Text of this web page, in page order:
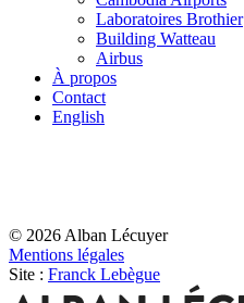
Laboratoires Brothier
Building Watteau
Airbus
À propos
Contact
English
© 2026 Alban Lécuyer
Mentions légales
Site : Franck Lebègue